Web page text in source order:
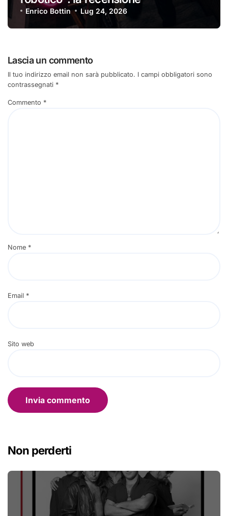
Enrico Bottin Lug 24, 2026
Lascia un commento
Il tuo indirizzo email non sarà pubblicato. I campi obbligatori sono
contrassegnati *
Commento *
Nome *
Email *
Sito web
Non perderti